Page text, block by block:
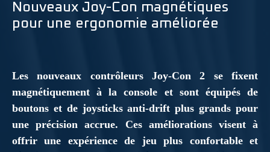
Nouveaux Joy-Con magnétiques
pour une ergonomie améliorée
Les nouveaux contrôleurs Joy-Con 2 se fixent
magnétiquement à la console et sont équipés de
boutons et de joysticks anti-drift plus grands pour
une précision accrue. Ces améliorations visent à
offrir une expérience de jeu plus confortable et